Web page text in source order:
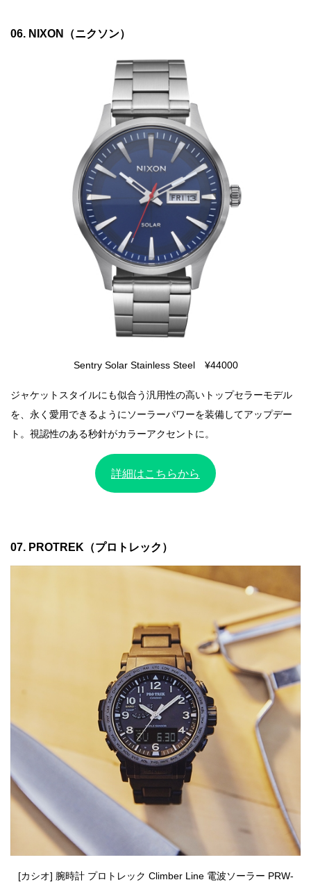
06. NIXON（ニクソン）
Sentry Solar Stainless Steel ¥44000
ジャケットスタイルにも似合う汎用性の高いトップセラーモデル
を、永く愛用できるようにソーラーパワーを装備してアップデー
ト。視認性のある秒針がカラーアクセントに。
詳細はこちらから
07. PROTREK（プロトレック）
[カシオ] 腕時計 プロトレック Climber Line 電波ソーラー PRW-